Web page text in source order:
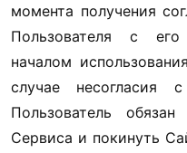
момента получения
Пользователя с
началом
случае несогласия
Пользователь обязан
Сервиса и покинуть